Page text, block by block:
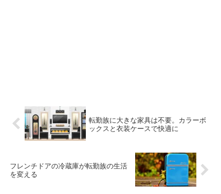
転勤族に大きな家具は不要。カラーボ
ックスと衣装ケースで快適に
フレンチドアの冷蔵庫が転勤族の生活
を変える